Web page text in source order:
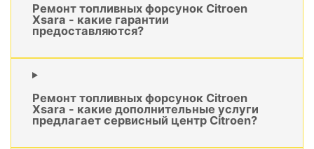
Ремонт топливных форсунок Citroen
Xsara - какие гарантии
предоставляются?
Ремонт топливных форсунок Citroen
Xsara - какие дополнительные услуги
предлагает сервисный центр Citroen?